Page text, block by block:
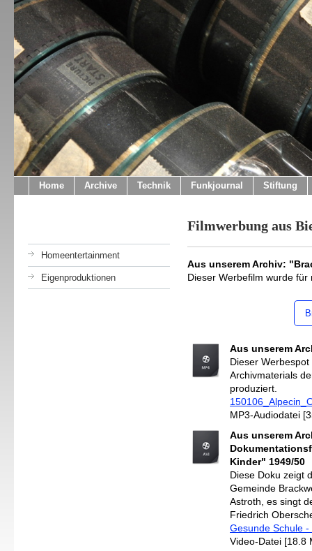
Home Archive Technik Funkjournal Stiftung
Homeentertainment
Eigenproduktionen
Filmwerbung aus
Aus unserem Archiv:
Dieser Werbefilm wurde
Aus unserem
Dieser
Archivmaterials
produziert.
MP3-Audiodatei
Aus unserem
Kinder" 1949/50
Diese Doku zeigt
Gemeinde
Astroth, es singt
Friedrich
Gesunde Schule
Video-Datei [18.8